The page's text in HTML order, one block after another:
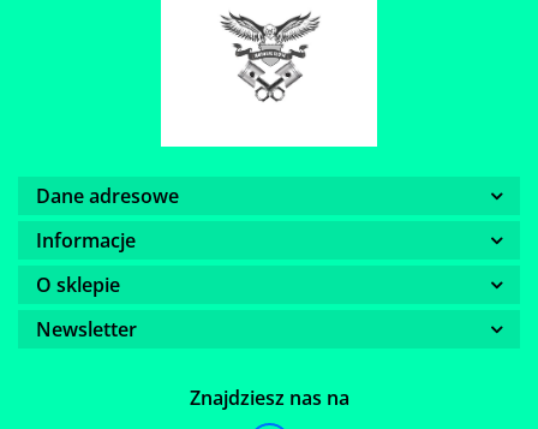
Dane adresowe
Informacje
O sklepie
Newsletter
Znajdziesz nas na